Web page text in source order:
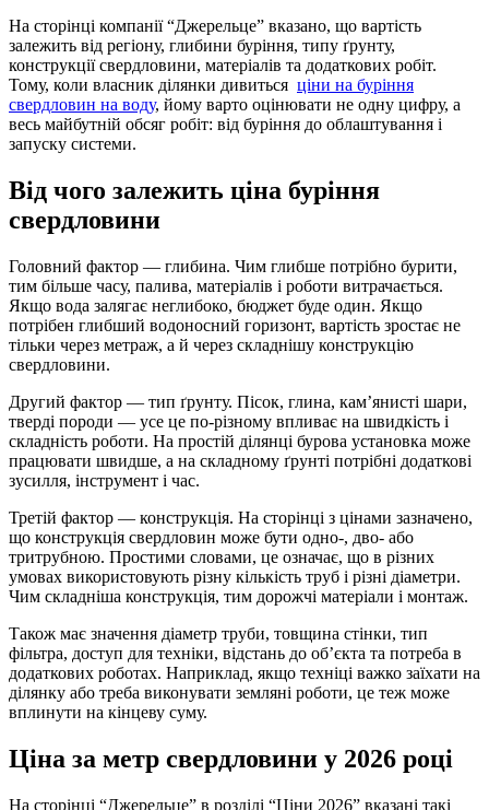
На сторінці компанії “Джерельце” вказано, що вартість
залежить від регіону, глибини буріння, типу ґрунту,
конструкції свердловини, матеріалів та додаткових робіт.
Тому, коли власник ділянки дивиться ціни на буріння
свердловин на воду, йому варто оцінювати не одну цифру, а
весь майбутній обсяг робіт: від буріння до облаштування і
запуску системи.
Від чого залежить ціна буріння
свердловини
Головний фактор — глибина. Чим глибше потрібно бурити,
тим більше часу, палива, матеріалів і роботи витрачається.
Якщо вода залягає неглибоко, бюджет буде один. Якщо
потрібен глибший водоносний горизонт, вартість зростає не
тільки через метраж, а й через складнішу конструкцію
свердловини.
Другий фактор — тип ґрунту. Пісок, глина, кам’янисті шари,
тверді породи — усе це по-різному впливає на швидкість і
складність роботи. На простій ділянці бурова установка може
працювати швидше, а на складному ґрунті потрібні додаткові
зусилля, інструмент і час.
Третій фактор — конструкція. На сторінці з цінами зазначено,
що конструкція свердловин може бути одно-, дво- або
тритрубною. Простими словами, це означає, що в різних
умовах використовують різну кількість труб і різні діаметри.
Чим складніша конструкція, тим дорожчі матеріали і монтаж.
Також має значення діаметр труби, товщина стінки, тип
фільтра, доступ для техніки, відстань до об’єкта та потреба в
додаткових роботах. Наприклад, якщо техніці важко заїхати на
ділянку або треба виконувати земляні роботи, це теж може
вплинути на кінцеву суму.
Ціна за метр свердловини у 2026 році
На сторінці “Джерельце” в розділі “Ціни 2026” вказані такі